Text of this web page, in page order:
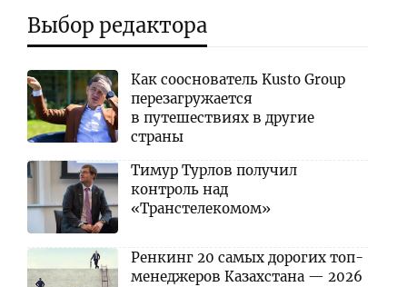
Выбор редактора
Как сооснователь Kusto Group
перезагружается
в путешествиях в другие
страны
Тимур Турлов получил
контроль над
«Транстелекомом»
Ренкинг 20 самых дорогих топ-
менеджеров Казахстана — 2026